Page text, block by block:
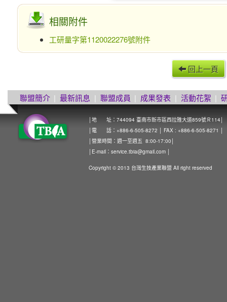
相關附件
工研量字第1120022276號附件
回上一頁
聯盟簡介 | 最新訊息 | 聯盟成員 | 成果發表 | 活動花絮 |
│地 址：744094 臺南市新市區西拉雅大道859號Ｒ114│
│電 話：+886-6-505-8272 │ FAX : +886-6-505-8271 │
│營業時間：週一至週五 8:00-17:00│
│E-mail： service.tbia@gmail.com
Copyright © 2013 台灣生技產業聯盟 All right reserved